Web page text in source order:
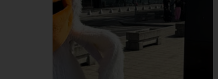
naprieč celou našou
Pelikán Group zapojilo
spolu…